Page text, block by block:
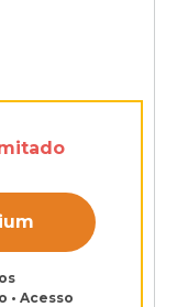
• Acesso